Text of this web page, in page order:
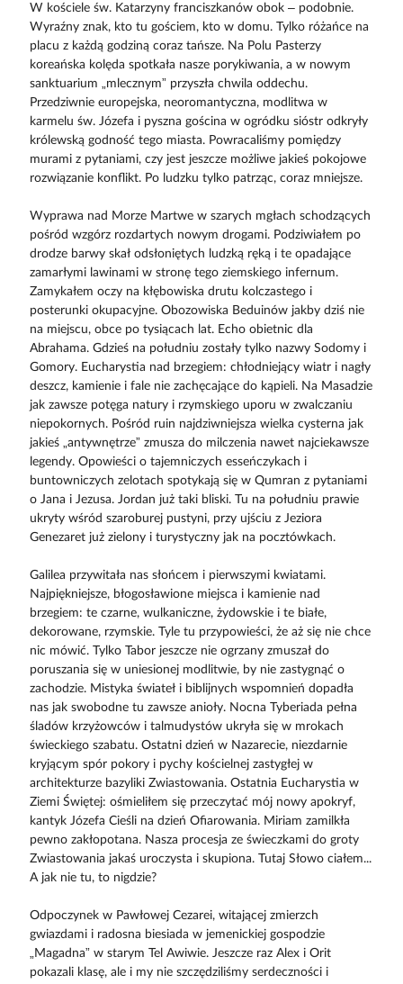
W kościele św. Katarzyny franciszkanów obok – podobnie.
Wyraźny znak, kto tu gościem, kto w domu. Tylko różańce na
placu z każdą godziną coraz tańsze. Na Polu Pasterzy
koreańska kolęda spotkała nasze porykiwania, a w nowym
sanktuarium „mlecznym” przyszła chwila oddechu.
Przedziwnie europejska, neoromantyczna, modlitwa w
karmelu św. Józefa i pyszna gościna w ogródku sióstr odkryły
królewską godność tego miasta. Powracaliśmy pomiędzy
murami z pytaniami, czy jest jeszcze możliwe jakieś pokojowe
rozwiązanie konflikt. Po ludzku tylko patrząc, coraz mniejsze.
Wyprawa nad Morze Martwe w szarych mgłach schodzących
pośród wzgórz rozdartych nowym drogami. Podziwiałem po
drodze barwy skał odsłoniętych ludzką ręką i te opadające
zamarłymi lawinami w stronę tego ziemskiego infernum.
Zamykałem oczy na kłębowiska drutu kolczastego i
posterunki okupacyjne. Obozowiska Beduinów jakby dziś nie
na miejscu, obce po tysiącach lat. Echo obietnic dla
Abrahama. Gdzieś na południu zostały tylko nazwy Sodomy i
Gomory. Eucharystia nad brzegiem: chłodniejący wiatr i nagły
deszcz, kamienie i fale nie zachęcające do kąpieli. Na Masadzie
jak zawsze potęga natury i rzymskiego uporu w zwalczaniu
niepokornych. Pośród ruin najdziwniejsza wielka cysterna jak
jakieś „antywnętrze” zmusza do milczenia nawet najciekawsze
legendy. Opowieści o tajemniczych esseńczykach i
buntowniczych zelotach spotykają się w Qumran z pytaniami
o Jana i Jezusa. Jordan już taki bliski. Tu na południu prawie
ukryty wśród szaroburej pustyni, przy ujściu z Jeziora
Genezaret już zielony i turystyczny jak na pocztówkach.
Galilea przywitała nas słońcem i pierwszymi kwiatami.
Najpiękniejsze, błogosławione miejsca i kamienie nad
brzegiem: te czarne, wulkaniczne, żydowskie i te białe,
dekorowane, rzymskie. Tyle tu przypowieści, że aż się nie chce
nic mówić. Tylko Tabor jeszcze nie ogrzany zmuszał do
poruszania się w uniesionej modlitwie, by nie zastygnąć o
zachodzie. Mistyka świateł i biblijnych wspomnień dopadła
nas jak swobodne tu zawsze anioły. Nocna Tyberiada pełna
śladów krzyżowców i talmudystów ukryła się w mrokach
świeckiego szabatu. Ostatni dzień w Nazarecie, niezdarnie
kryjącym spór pokory i pychy kościelnej zastygłej w
architekturze bazyliki Zwiastowania. Ostatnia Eucharystia w
Ziemi Świętej: ośmieliłem się przeczytać mój nowy apokryf,
kantyk Józefa Cieśli na dzień Ofiarowania. Miriam zamilkła
pewno zakłopotana. Nasza procesja ze świeczkami do groty
Zwiastowania jakaś uroczysta i skupiona. Tutaj Słowo ciałem...
A jak nie tu, to nigdzie?
Odpoczynek w Pawłowej Cezarei, witającej zmierzch
gwiazdami i radosna biesiada w jemenickiej gospodzie
„Magadna” w starym Tel Awiwie. Jeszcze raz Alex i Orit
pokazali klasę, ale i my nie szczędziliśmy serdeczności i